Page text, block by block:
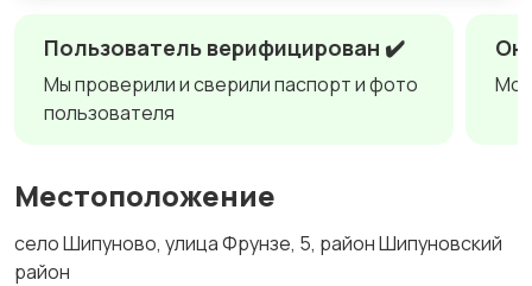
Пользователь верифицирован ✔️
Мы проверили и сверили паспорт и фото
пользователя
Местоположение
село Шипуново, улица Фрунзе, 5, район Шипуновский
район